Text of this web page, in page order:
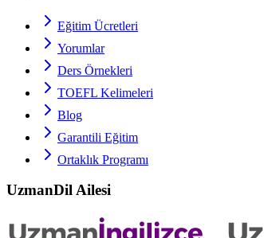
Eğitim Ücretleri
Yorumlar
Ders Örnekleri
TOEFL Kelimeleri
Blog
Garantili Eğitim
Ortaklık Programı
UzmanDil Ailesi